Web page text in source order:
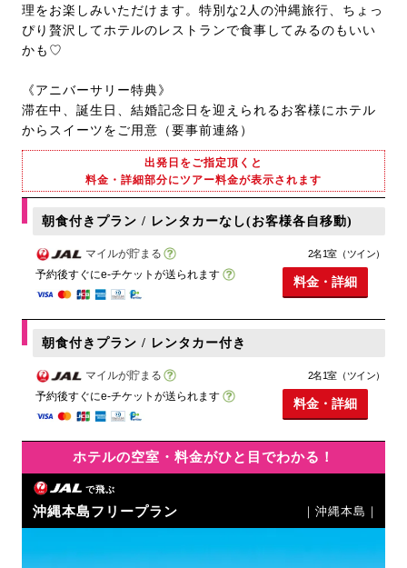
理をお楽しみいただけます。特別な2人の沖縄旅行、ちょっ
ぴり贅沢してホテルのレストランで食事してみるのもいい
かも♡
《アニバーサリー特典》
滞在中、誕生日、結婚記念日を迎えられるお客様にホテル
からスイーツをご用意（要事前連絡）
出発日をご指定頂くと
料金・詳細部分にツアー料金が表示されます
朝食付きプラン / レンタカーなし(お客様各自移動)
マイルが貯まる
予約後すぐにe-チケットが送られます
2名1室（ツイン）
料金・詳細
朝食付きプラン / レンタカー付き
マイルが貯まる
予約後すぐにe-チケットが送られます
2名1室（ツイン）
料金・詳細
ホテルの空室・料金がひと目でわかる！
で飛ぶ
沖縄本島フリープラン ｜沖縄本島｜